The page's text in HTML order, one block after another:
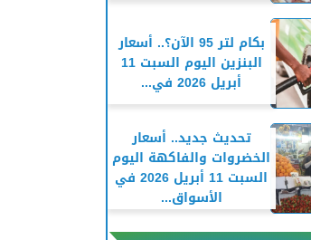
بكام لتر 95 الآن؟.. أسعار
البنزين اليوم السبت 11
أبريل 2026 في...
تحديث جديد.. أسعار
الخضروات والفاكهة اليوم
السبت 11 أبريل 2026 في
الأسواق...